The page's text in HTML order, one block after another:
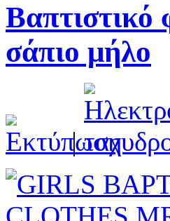
σάπιο μήλο
|